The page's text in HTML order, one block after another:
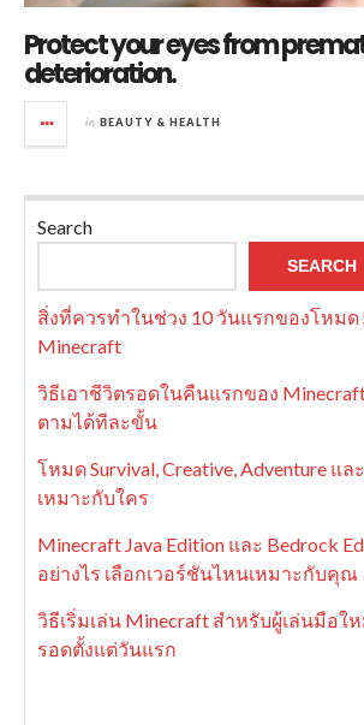
Protect your eyes from
deterioration.
in BEAUTY & HEALTH
Search
SEARCH
สิ่งที่ควรทำในช่วง 10 วันแรกของโหมด
Minecraft
วิธีเอาชีวิตรอดในคืนแรกของ
ตามได้ทีละขั้น
โหมด Survival, Creative, Adventure แล
เหมาะกับใคร
Minecraft Java Edition และ Bedrock
อย่างไร เลือกเวอร์ชันไหนเหมาะกับคุณ
วิธีเริ่มเล่น Minecraft สำหรับผู้เล่นมือใ
รอดตั้งแต่วันแรก